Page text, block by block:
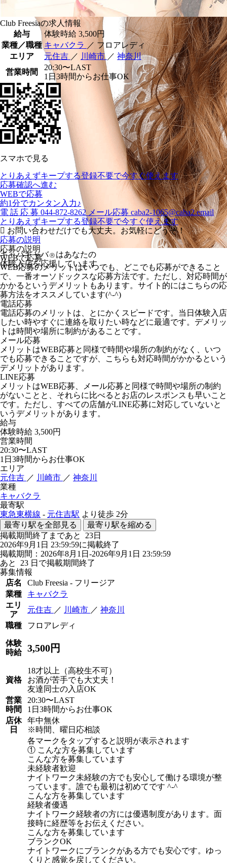
キャバキャバⓇ はあなたの
体験入店を応援しています
Club Freesiaの求人情報
給与
体験時給 3,500円
業種／職種 キャバクラ ／ フロアレディ
エリア
元住吉 ／ 川崎市 ／ 神奈川
営業時間
20:30〜LAST
1日3時間からお仕事OK
スマホで見る
とりあえずキープする登録不要で今すぐ使えます
応募確認へ進む
WEBで応募
約1分でカンタン入力♪
電 話 応 募 044-872-8262 メール応募 caba2-1065@caba2.email
とりあえずキープする登録不要で今すぐ使えます
お問い合わせだけでも大丈夫。お気軽にどうぞ！
応募の説明
応募の説明
WEBで応募
WEB応募のメリットはいつでも、どこでも応募ができること
で、一番オーソドックスな応募方法です。ただし、対応時間が
かかるというデメリットもあります。サイト的にはこちらの応
募方法をオススメしています(^-^)
電話応募
電話応募のメリットは、とにかくスピードです。当日体験入店
したい時やすぐに連絡を取りたい時などに最適です。デメリッ
トは時間や場所に制約があることです。
メール応募
メリットはWEB応募と同様で時間や場所の制約がなく、いつ
でも応募できることですが、こちらも対応時間がかかるという
デメリットがあります。
LINE応募
メリットはWEB応募、メール応募と同様で時間や場所の制約
がないことと、それらに比べるとお店のレスポンスも早いこと
です。ただし、すべての店舗がLINE応募に対応していないと
いうデメリットがあります。
給与
体験時給 3,500円
営業時間
20:30〜LAST
1日3時間からお仕事OK
エリア
元住吉 ／ 川崎市 ／ 神奈川
業種
キャバクラ
最寄駅
東急東横線 - 元住吉駅 より徒歩 2分
最寄り駅を全部見る
最寄り駅を縮める
掲載期間終了まであと 23日
2026年9月1日 23:59:59に掲載終了
掲載期間：2026年8月1日-2026年9月1日 23:59:59
あと 23 日で掲載期間終了
募集情報
店名
Club Freesia - フリージア
業種
キャバクラ
エリ
ア
元住吉 ／ 川崎市 ／ 神奈川
職種
フロアレディ
体験
時給
3,500円
資格
18才以上（高校生不可）
お酒が苦手でも大丈夫！
友達同士の入店OK
営業
時間
20:30〜LAST
1日3時間からお仕事OK
店休
日
年中無休
※時間、曜日応相談
各マークをタップすると説明が表示されます
① こんな方を募集しています
こんな方を募集しています
未経験者歓迎
ナイトワーク未経験の方でも安心して働ける環境が整
っています。誰でも最初は初めてです ^-^
こんな方を募集しています
経験者優遇
ナイトワーク経験者の方には優遇制度があります。面
接時に経歴等をお伝えください。
こんな方を募集しています
ブランクOK
ナイトワークにブランクがある方でも安心です。ゆっ
くりと感覚を戻してください。